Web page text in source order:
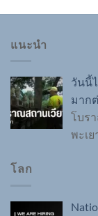
แนะนำ
วันนี้
มาก
โบร
พะเย
โลก